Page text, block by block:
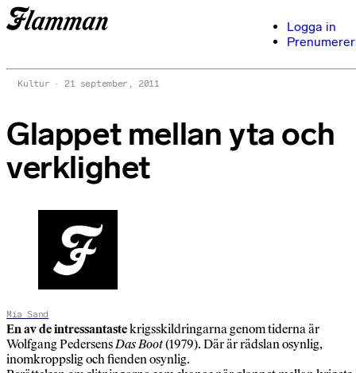
Logga in
Kultur 21 september, 2011
Glappet mellan yta och
verklighet
Mia Sand
En av de intressantastekrigsskildringarna genom tiderna är
Wolfgang PedersensDas Boot(1979). Där är rädslan osynlig,
inomkroppslig och fienden osynlig.